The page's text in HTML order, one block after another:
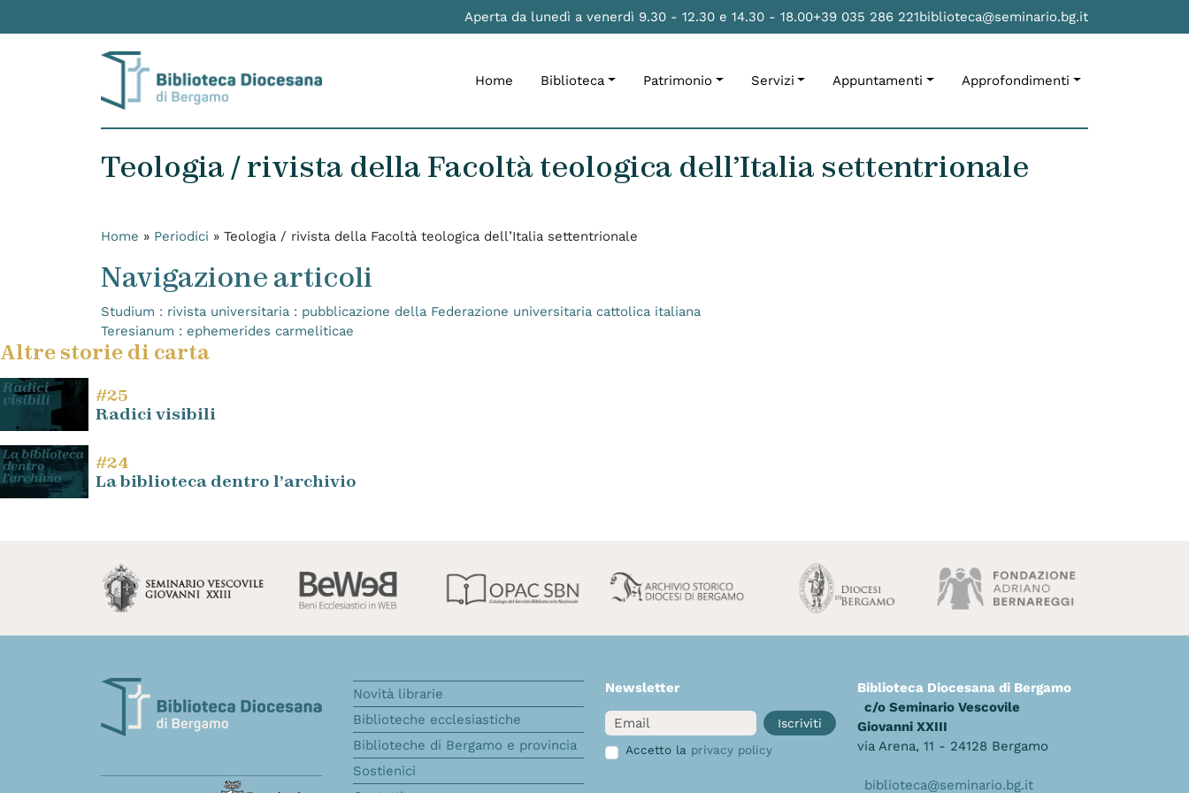
Aperta da lunedì a venerdì 9.30 - 12.30 e 14.30 - 18.00+39 035 286 221biblioteca@seminario.bg.it
Home Biblioteca Patrimonio Servizi Appuntamenti Approfondimenti
Teologia / rivista della Facoltà teologica dell’Italia settentrionale
Home » Periodici » Teologia / rivista della Facoltà teologica dell’Italia settentrionale
Navigazione articoli
Studium : rivista universitaria : pubblicazione della Federazione universitaria cattolica italiana
Teresianum : ephemerides carmeliticae
Altre storie di carta
#25
Radici visibili
#24
La biblioteca dentro l’archivio
Novità librarie
Biblioteche ecclesiastiche
Biblioteche di Bergamo e provincia
Sostienici
Newsletter
Email
Iscriviti
Accetto la privacy policy
Biblioteca Diocesana di Bergamo
c/o Seminario Vescovile
Giovanni XXIII
via Arena, 11 - 24128 Bergamo
biblioteca@seminario.bg.it